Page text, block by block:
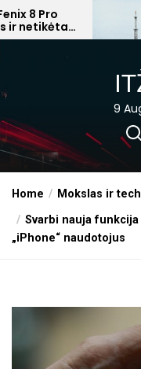
Skip
to
9
Home
Mokslas ir
Svarbi nauja
„iPhone“ naudotojus